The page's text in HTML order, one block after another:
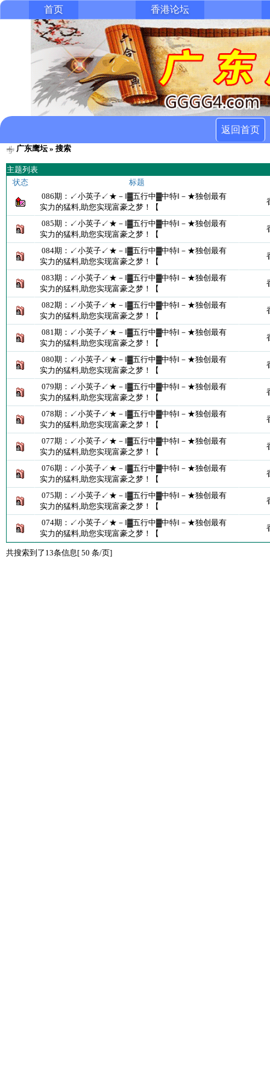
首页 香港论坛
返回首页
广东鹰坛» 搜索
主题列表
状态
标题
086期：↙小英子↙★－‖▓五行中▓中特‖－★独创最有
实力的猛料,助您实现富豪之梦！【
085期：↙小英子↙★－‖▓五行中▓中特‖－★独创最有
实力的猛料,助您实现富豪之梦！【
084期：↙小英子↙★－‖▓五行中▓中特‖－★独创最有
实力的猛料,助您实现富豪之梦！【
083期：↙小英子↙★－‖▓五行中▓中特‖－★独创最有
实力的猛料,助您实现富豪之梦！【
082期：↙小英子↙★－‖▓五行中▓中特‖－★独创最有
实力的猛料,助您实现富豪之梦！【
081期：↙小英子↙★－‖▓五行中▓中特‖－★独创最有
实力的猛料,助您实现富豪之梦！【
080期：↙小英子↙★－‖▓五行中▓中特‖－★独创最有
实力的猛料,助您实现富豪之梦！【
079期：↙小英子↙★－‖▓五行中▓中特‖－★独创最有
实力的猛料,助您实现富豪之梦！【
078期：↙小英子↙★－‖▓五行中▓中特‖－★独创最有
实力的猛料,助您实现富豪之梦！【
077期：↙小英子↙★－‖▓五行中▓中特‖－★独创最有
实力的猛料,助您实现富豪之梦！【
076期：↙小英子↙★－‖▓五行中▓中特‖－★独创最有
实力的猛料,助您实现富豪之梦！【
075期：↙小英子↙★－‖▓五行中▓中特‖－★独创最有
实力的猛料,助您实现富豪之梦！【
074期：↙小英子↙★－‖▓五行中▓中特‖－★独创最有
实力的猛料,助您实现富豪之梦！【
共搜索到了13条信息[ 50 条/页]